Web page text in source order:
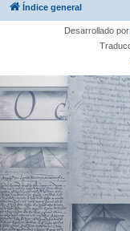
Índice general
Desarrollado por